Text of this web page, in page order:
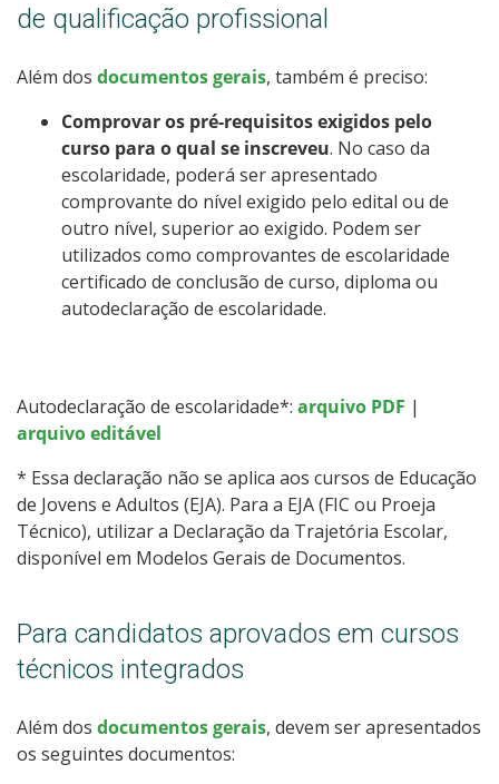
de qualificação profissional
Além dos documentos gerais, também é preciso:
Comprovar os pré-requisitos exigidos pelo
curso para o qual se inscreveu. No caso da
escolaridade, poderá ser apresentado
comprovante do nível exigido pelo edital ou de
outro nível, superior ao exigido. Podem ser
utilizados como comprovantes de escolaridade
certificado de conclusão de curso, diploma ou
autodeclaração de escolaridade.
Autodeclaração de escolaridade*: arquivo PDF |
arquivo editável
* Essa declaração não se aplica aos cursos de Educação
de Jovens e Adultos (EJA). Para a EJA (FIC ou Proeja
Técnico), utilizar a Declaração da Trajetória Escolar,
disponível em Modelos Gerais de Documentos.
Para candidatos aprovados em cursos
técnicos integrados
Além dos documentos gerais, devem ser apresentados
os seguintes documentos: